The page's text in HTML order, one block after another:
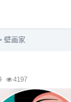
壁画家
4197